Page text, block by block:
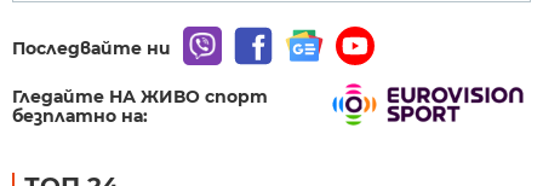
Последвайте ни
Гледайте НА ЖИВО спорт
безплатно на: